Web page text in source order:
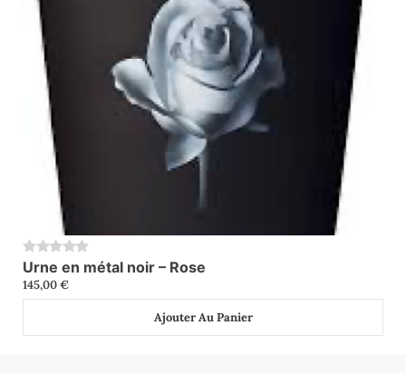
0Urne en métal noir – Rose
145,00€
Ajouter Au Panier